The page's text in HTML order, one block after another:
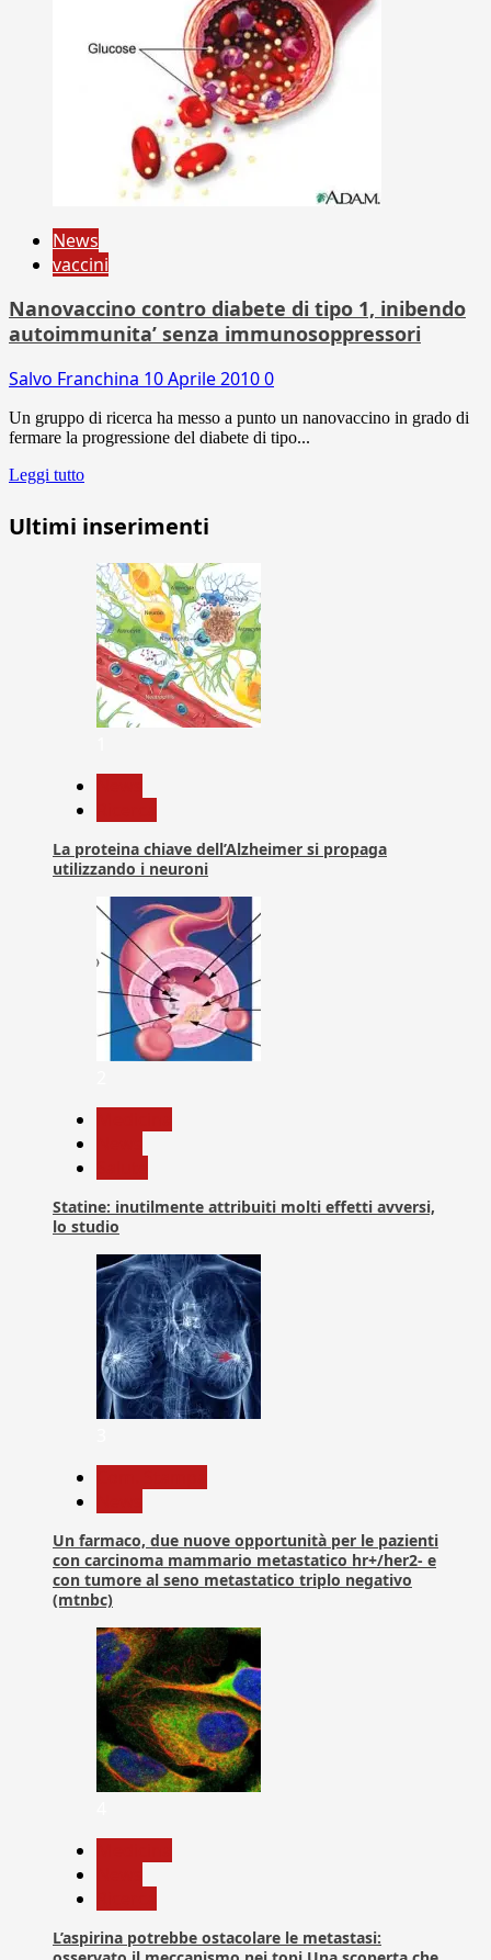
News
vaccini
Nanovaccino contro diabete di tipo 1, inibendo
autoimmunita’ senza immunosoppressori
Salvo Franchina 10 Aprile 20100
Un gruppo di ricerca ha messo a punto un nanovaccino in grado di
fermare la progressione del diabete di tipo...
Leggi tutto
Ultimi inserimenti
La proteina chiave dell’Alzheimer si propaga
utilizzando i neuroni
Statine: inutilmente attribuiti molti effetti avversi,
lo studio
Un farmaco, due nuove opportunità per le pazienti
con carcinoma mammario metastatico hr+/her2- e
con tumore al seno metastatico triplo negativo
(mtnbc)
L’aspirina potrebbe ostacolare le metastasi: